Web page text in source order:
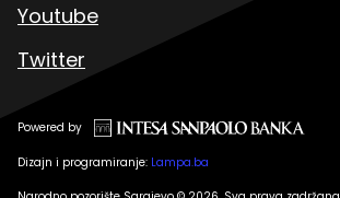
Youtube
Twitter
Powered by
Dizajn i programiranje: Lampa.ba